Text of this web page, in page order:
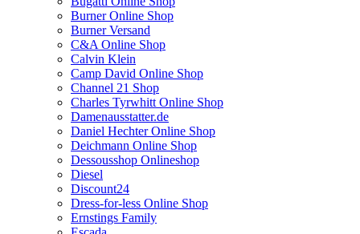
Burner Online Shop
Burner Versand
C&A Online Shop
Calvin Klein
Camp David Online Shop
Channel 21 Shop
Charles Tyrwhitt Online Shop
Damenausstatter.de
Daniel Hechter Online Shop
Deichmann Online Shop
Dessousshop Onlineshop
Diesel
Discount24
Dress-for-less Online Shop
Ernstings Family